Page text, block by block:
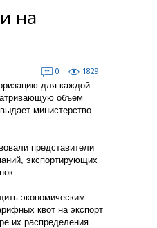
на
0
1829
для каждой
объем
министерство
представители
экспортирующих
экономическим
квот на экспорт
их распределения.